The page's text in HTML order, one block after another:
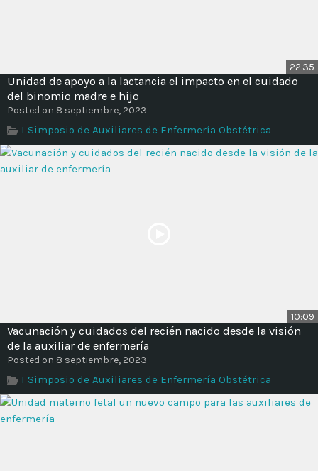
22.35
Unidad de apoyo a la lactancia el impacto en el cuidado
del binomio madre e hijo
Posted on 8 septiembre, 2023
I Simposio de Auxiliares de Enfermería Obstétrica
10:09
Vacunación y cuidados del recién nacido desde la visión
de la auxiliar de enfermería
Posted on 8 septiembre, 2023
I Simposio de Auxiliares de Enfermería Obstétrica